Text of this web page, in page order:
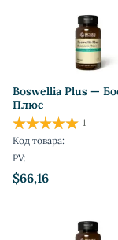
Boswellia Plus —
Плюс
$66,16
1
Код товара:
PV: